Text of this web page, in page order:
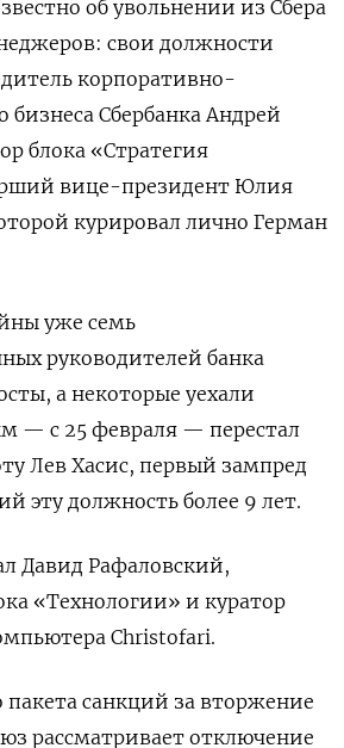
об увольнении из Сбера
свои должности
корпоративно-
Сбербанка Андрей
блока «Стратегия
вице-президент Юлия
курировал лично Герман
уже семь
руководителей банка
а некоторые уехали
— с 25 февраля — перестал
Лев Хасис, первый зампред
эту должность более 9 лет.
Давид Рафаловский,
«Технологии» и куратор
Christofari.
пакета санкций за вторжение
рассматривает отключение